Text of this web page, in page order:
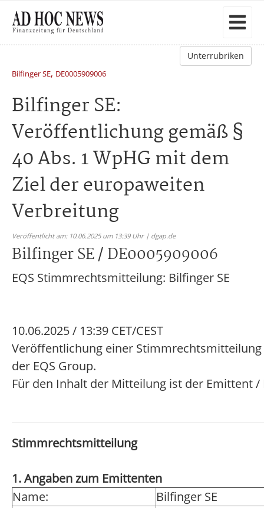
Unterrubriken
Bilfinger SE, DE0005909006
Bilfinger SE:
Veröffentlichung gemäß §
40 Abs. 1 WpHG mit dem
Ziel der europaweiten
Verbreitung
Veröffentlicht am: 10.06.2025 um 13:39 Uhr | dgap.de
Bilfinger SE / DE0005909006
EQS Stimmrechtsmitteilung: Bilfinger SE
10.06.2025 / 13:39 CET/CEST
Veröffentlichung einer
der EQS Group.
Für den Inhalt der Mitteilung ist der Emittent
Stimmrechtsmitteilung
1. Angaben zum Emittenten
Name:
Bilfinger SE